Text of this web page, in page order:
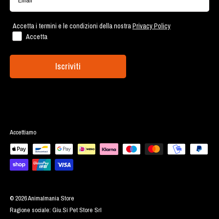
Lavora con noi
Accetta i termini e le condizioni della nostraPrivacy Policy
Accetta
Iscriviti
Accettiamo
© 2026 Animalmania Store
Ragione sociale: Giu.Si Pet Store Srl